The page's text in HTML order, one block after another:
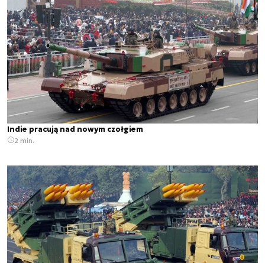
Indie pracują nad nowym czołgiem
2 min.